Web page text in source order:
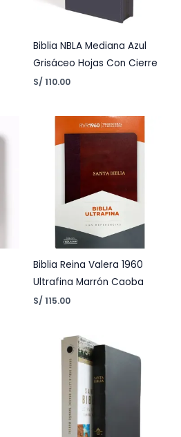
Biblia NBLA Mediana Azul
Grisáceo Hojas Con Cierre
S/ 110.00
Biblia Reina Valera 1960
Ultrafina Marrón Caoba
S/ 115.00